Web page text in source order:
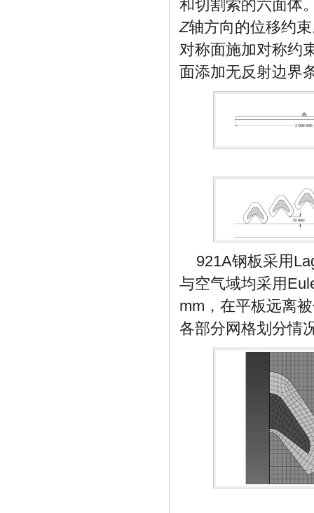
和切割索的六面体
Z轴方向的位移约
对称面施加对称约
面添加无反射边界
921A钢板采用
与空气域均采用
mm，在平板远离
各部分网格划分情